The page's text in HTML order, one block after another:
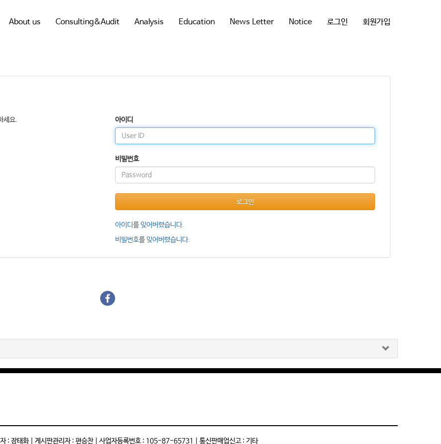
About us Consulting&Audit Analysis Education News Letter Notice 로그인 회원가입
세요. 아이디
비밀번호
로그인
아이디를 잊어버렸습니다.
비밀번호를 잊어버렸습니다.
: 장태화 | 게시판관리자 : 편승찬 | 사업자등록번호 : 105-87-65731 | 통신판매업신고 : 기타